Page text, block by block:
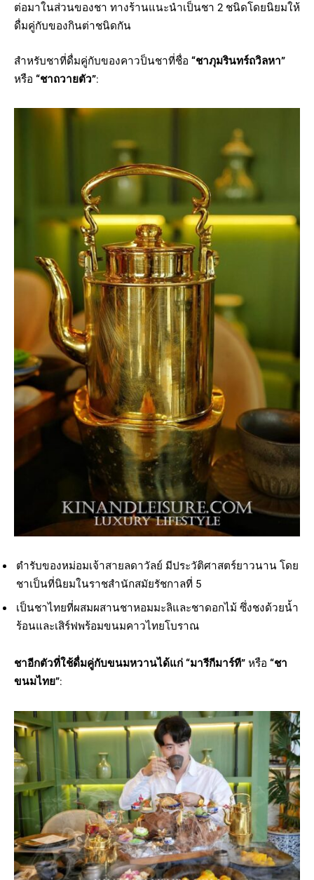
ต่อมาในส่วนของชา ทางร้านแนะนำเป็นชา 2 ชนิดโดยนิยมให้
ดื่มคู่กับของกินต่าชนิดกัน
สำหรับชาที่ดื่มคู่กับของคาวป็นชาที่ชื่อ “ชาภุมรินทร์ถวิลหา”
หรือ “ชาถวายตัว”:
ตำรับของหม่อมเจ้าสายลดาวัลย์ มีประวัติศาสตร์ยาวนาน โดย
ชาเป็นที่นิยมในราชสำนักสมัยรัชกาลที่ 5
เป็นชาไทยที่ผสมผสานชาหอมมะลิและชาดอกไม้ ซึ่งชงด้วยน้ำ
ร้อนและเสิร์ฟพร้อมขนมคาวไทยโบราณ
ชาอีกตัวที่ใช้ดื่มคู่กับขนมหวานได้แก่ “มารีกีมาร์ที” หรือ “ชา
ขนมไทย”: